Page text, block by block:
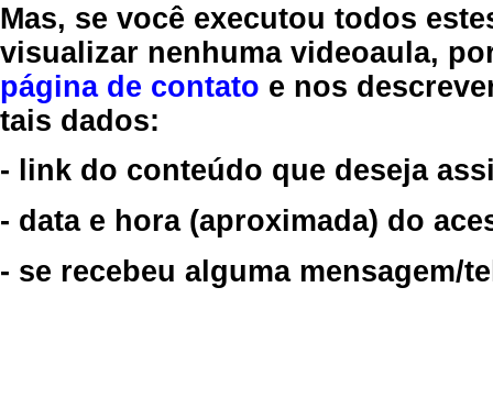
Mas, se você executou todos
visualizar nenhuma videoaula,
página de contato e nos
tais dados:
- link do conteúdo que deseja
- data e hora (aproximada) do
- se recebeu alguma mensagem/